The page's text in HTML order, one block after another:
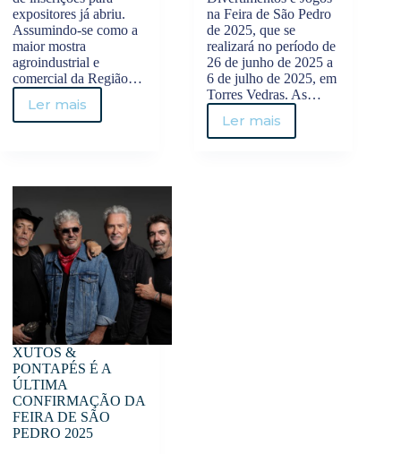
expositores já abriu.
Assumindo-se como a
maior mostra
agroindustrial e
comercial da Região…
Ler mais
FEIRA
PARA
EXPOSITORES
ABERTAS!
na Feira de São Pedro
de 2025, que se
realizará no período de
26 de junho de 2025 a
6 de julho de 2025, em
Torres Vedras. As…
Ler mais
FEIRA
XUTOS &
PONTAPÉS É A
ÚLTIMA
CONFIRMAÇÃO DA
FEIRA DE SÃO
PEDRO 2025